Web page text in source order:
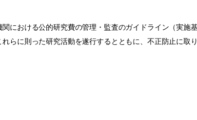
における公的研究費の管理・監査のガイドライン（実施
らに則った研究活動を遂行するとともに、不正防止に取り